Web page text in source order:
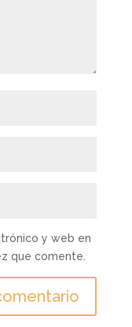
y web en
que comente.